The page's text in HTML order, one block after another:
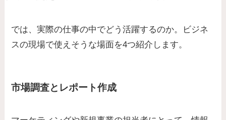
では、実際の仕事の中でどう活躍するのか。ビジネ
スの現場で使えそうな場面を4つ紹介します。
市場調査とレポート作成